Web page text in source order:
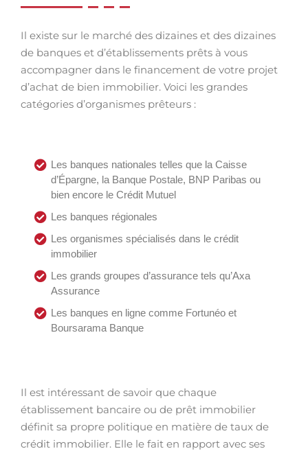
Il existe sur le marché des dizaines et des dizaines
de banques et d’établissements prêts à vous
accompagner dans le financement de votre projet
d’achat de bien immobilier. Voici les grandes
catégories d’organismes prêteurs :
Les banques nationales telles que la Caisse
d’Épargne, la Banque Postale, BNP Paribas ou
bien encore le Crédit Mutuel
Les banques régionales
Les organismes spécialisés dans le crédit
immobilier
Les grands groupes d’assurance tels qu’Axa
Assurance
Les banques en ligne comme Fortunéo et
Boursarama Banque
Il est intéressant de savoir que chaque
établissement bancaire ou de prêt immobilier
définit sa propre politique en matière de taux de
crédit immobilier. Elle le fait en rapport avec ses